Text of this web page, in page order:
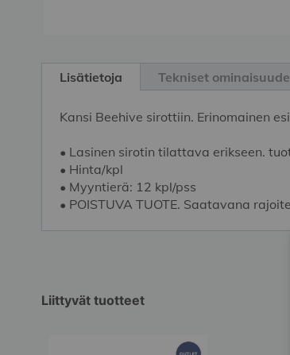
to
images
gallery
Lisätietoja
Kansi Beehive sirottiin. Erinomainen
• Lasinen sirotin tilattava erikseen.
• Hinta/kpl
• Myyntierä: 12 kpl/pss
• POISTUVA TUOTE. Saatavana
Tekniset
Liittyvät tuotteet